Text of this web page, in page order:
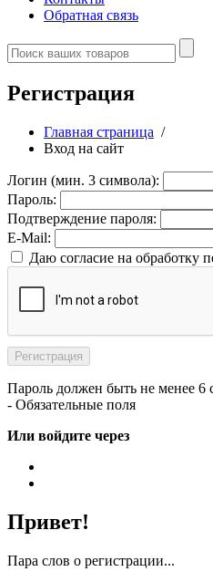
Обратная связь
Регистрация
Главная страница /
Вход на сайт
Логин (мин. 3 символа):
Пароль:
Подтверждение пароля:
E-Mail:
Даю согласие на обработку
Пароль должен быть не менее 6
- Обязательные поля
Или войдите через
Привет!
Пара слов о регистрации...